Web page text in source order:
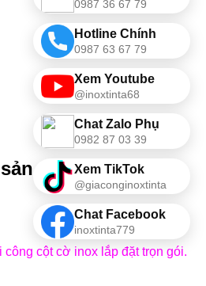
0987 36 67 79
Hotline Chính
0987 63 67 79
Xem Youtube
@inoxtinta68
Chat Zalo Phụ
0982 87 03 39
Xem TikTok
@giaconginoxtinta
Chat Facebook
inoxtinta779
xuất
cột cờ inox lắp đặt trọn gói.